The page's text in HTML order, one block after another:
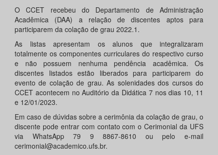
O CCET recebeu do Departamento de Administração
Acadêmica (DAA) a relação de discentes aptos para
participarem da colação de grau 2022.1.
As listas apresentam os alunos que integralizaram
totalmente os componentes curriculares do respectivo curso
e não possuem nenhuma pendência acadêmica. Os
discentes listados estão liberados para participarem do
evento de colação de grau. As solenidades dos cursos do
CCET acontecem no Auditório da Didática 7 nos dias 10, 11
e 12/01/2023.
Em caso de dúvidas sobre a cerimônia da colação de grau, o
discente pode entrar com contato com o Cerimonial da UFS
via WhatsApp 79 9 8867-8610 ou pelo e-mail
cerimonial@academico.ufs.br.